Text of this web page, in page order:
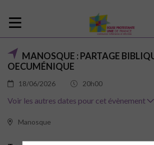
MANOSQUE : PARTAGE
OECUMÉNIQUE
18/06/2026 20h00
Voir les autres dates pour cet évènement
Manosque